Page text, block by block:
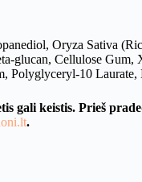
Oryza Sativa
glucan, Cellulose Gum,
Polyglyceryl-10
gali keistis. Prieš
.